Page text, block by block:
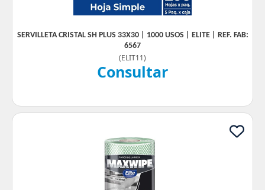
SERVILLETA CRISTAL SH PLUS 33X30 | 1000 USOS | ELITE | REF. FAB:
6567
(ELIT11)
Consultar